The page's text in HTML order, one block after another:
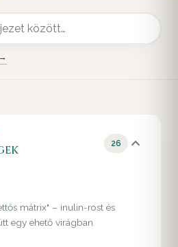
26
mátrix" – inulin-rost és
egy ehető virágban.